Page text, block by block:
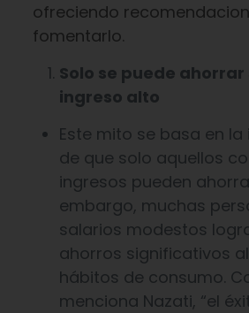
ofreciendo
fomentarlo.
Solo se puede ahorrar
ingreso alto
Este mito se basa en
de que solo aquellos
ingresos pueden
embargo, muchas
salarios modestos
ahorros significativos
hábitos de consumo.
menciona Nazati, “el